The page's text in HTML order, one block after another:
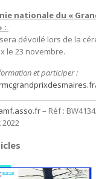
nationale du «
:
dévoilé lors de la
le 23 novembre.
et participer :
– Réf :
2022